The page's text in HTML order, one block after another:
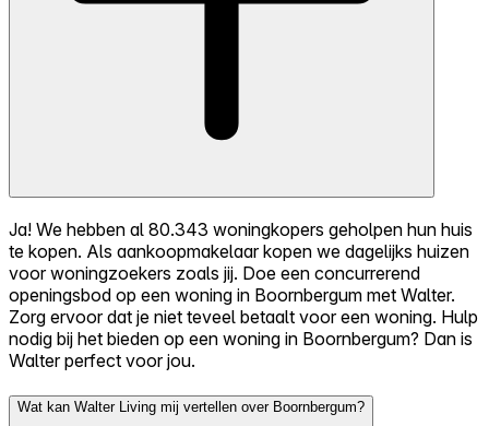
Ja! We hebben al 80.343 woningkopers geholpen hun huis
te kopen. Als aankoopmakelaar kopen we dagelijks huizen
voor woningzoekers zoals jij. Doe een concurrerend
openingsbod op een woning in Boornbergum met Walter.
Zorg ervoor dat je niet teveel betaalt voor een woning. Hulp
nodig bij het bieden op een woning in Boornbergum? Dan is
Walter perfect voor jou.
Wat kan Walter Living mij vertellen over Boornbergum?